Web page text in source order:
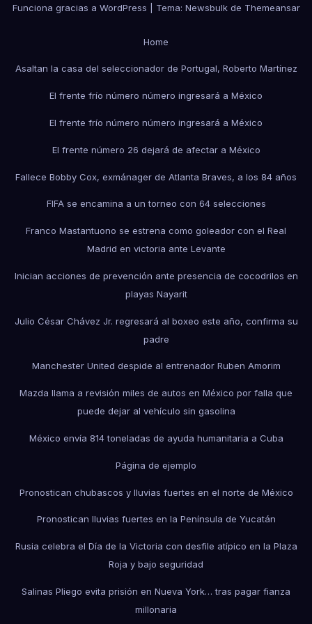
Funciona gracias a WordPress Tema: Newsbulkde Themeansar
Home
Asaltan la casa del seleccionador de Portugal, Roberto Martínez
El frente frío número número ingresará a México
El frente frío número número ingresará a México
El frente número 26 dejará de afectar a México
Fallece Bobby Cox, exmánager de Atlanta Braves, a los 84 años
FIFA se encamina a un torneo con 64 selecciones
Franco Mastantuono se estrena como goleador con el Real
Madrid en victoria ante Levante
Inician acciones de prevención ante presencia de cocodrilos en
playas Nayarit
Julio César Chávez Jr. regresará al boxeo este año, confirma su
padre
Manchester United despide al entrenador Ruben Amorim
Mazda llama a revisión miles de autos en México por falla que
puede dejar al vehículo sin gasolina
México envía 814 toneladas de ayuda humanitaria a Cuba
Página de ejemplo
Pronostican chubascos y lluvias fuertes en el norte de México
Pronostican lluvias fuertes en la Península de Yucatán
Rusia celebra el Día de la Victoria con desfile atípico en la Plaza
Roja y bajo seguridad
Salinas Pliego evita prisión en Nueva York… tras pagar fianza
millonaria